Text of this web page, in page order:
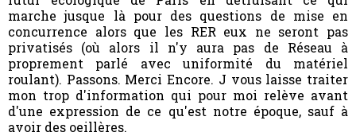
marche jusque là pour des questions de mise en
concurrence alors que les RER eux ne seront pas
privatisés (où alors il n'y aura pas de Réseau à
proprement parlé avec uniformité du matériel
roulant). Passons. Merci Encore. J vous laisse traiter
mon trop d'information qui pour moi relève avant
d'une expression de ce qu'est notre époque, sauf à
avoir des oeillères.